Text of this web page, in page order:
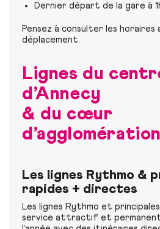
Dernier départ de la gare à
Pensez à consulter les
déplacement.
Lignes du
d’Annecy
& du cœur
d’agglomération
Les lignes Rythmo &
rapides + directes
Les lignes Rythmo et
service attractif et